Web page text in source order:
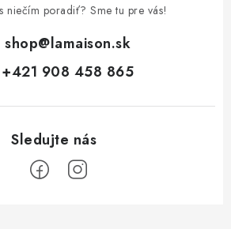
niečím poradiť? Sme tu pre vás!
shop@lamaison.sk
+421 908 458 865